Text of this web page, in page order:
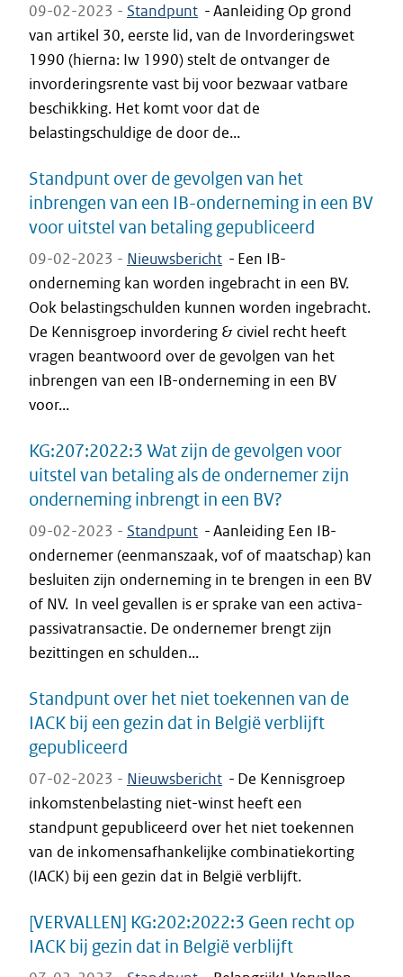
09-02-2023 - Standpunt -Aanleiding Op grond
van artikel 30, eerste lid, van de Invorderingswet
1990 (hierna: Iw 1990) stelt de ontvanger de
invorderingsrente vast bij voor bezwaar vatbare
beschikking. Het komt voor dat de
belastingschuldige de door de...
Standpunt over de gevolgen van het
inbrengen van een IB-onderneming in een BV
voor uitstel van betaling gepubliceerd
09-02-2023 - Nieuwsbericht - Een IB-
onderneming kan worden ingebracht in een BV.
Ook belastingschulden kunnen worden ingebracht.
De Kennisgroep invordering & civiel recht heeft
vragen beantwoord over de gevolgen van het
inbrengen van een IB-onderneming in een BV
voor...
KG:207:2022:3 Wat zijn de gevolgen voor
uitstel van betaling als de ondernemer zijn
onderneming inbrengt in een BV?
09-02-2023 - Standpunt -Aanleiding Een IB-
ondernemer (eenmanszaak, vof of maatschap) kan
besluiten zijn onderneming in te brengen in een BV
of NV. In veel gevallen is er sprake van een activa-
passivatransactie. De ondernemer brengt zijn
bezittingen en schulden...
Standpunt over het niet toekennen van de
IACK bij een gezin dat in België verblijft
gepubliceerd
07-02-2023 - Nieuwsbericht - De Kennisgroep
inkomstenbelasting niet-winst heeft een
standpunt gepubliceerd over het niet toekennen
van de inkomensafhankelijke combinatiekorting
(IACK) bij een gezin dat in België verblijft.
[VERVALLEN] KG:202:2022:3 Geen recht op
IACK bij gezin dat in België verblijft